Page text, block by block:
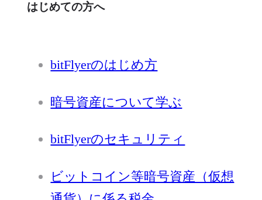
はじめての方へ
bitFlyerのはじめ方
暗号資産について学ぶ
bitFlyerのセキュリティ
ビットコイン等暗号資産（仮想